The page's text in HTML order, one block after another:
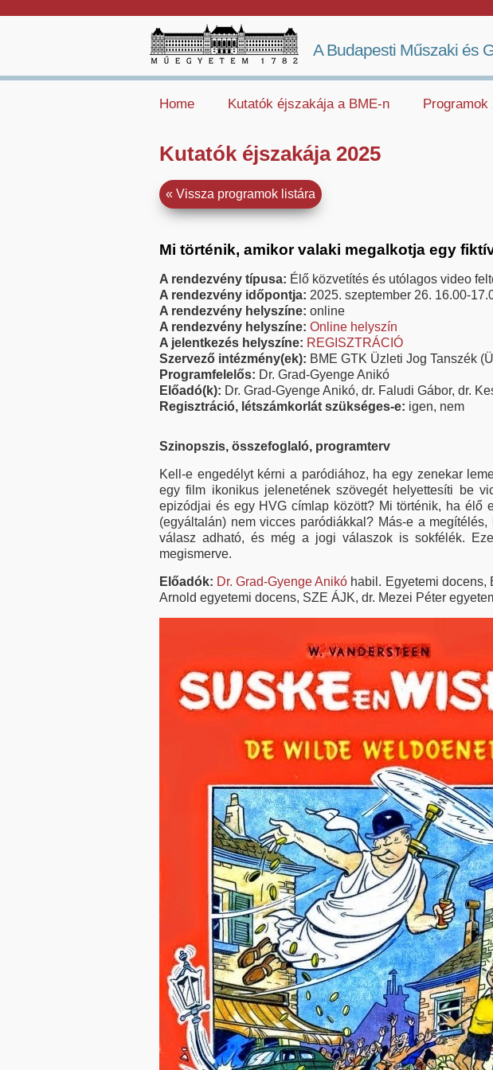
A Budapesti Műszaki és
Home Kutatók éjszakája a BME-n Programok
Kutatók éjszakája 2025
Vissza programok listára
Mi történik, amikor valaki megalkotja egy
A rendezvény típusa: Élő közvetítés és utólagos video
A rendezvény időpontja: 2025. szeptember 26. 16.00-
A rendezvény helyszíne: online
A rendezvény helyszíne: Online helyszín
A jelentkezés helyszíne: REGISZTRÁCIÓ
Szervező intézmény(ek): BME GTK Üzleti Jog Tanszék
Programfelelős: Dr. Grad-Gyenge Anikó
Előadó(k): Dr. Grad-Gyenge Anikó, dr. Faludi Gábor, dr.
Regisztráció, létszámkorlát szükséges-e: igen, nem
Szinopszis, összefoglaló, programterv
Kell-e engedélyt kérni a paródiához, ha egy zenekar
egy film ikonikus jelenetének szövegét helyettesíti be
epizódjai és egy HVG címlap között? Mi történik, ha élő
(egyáltalán) nem vicces paródiákkal? Más-e a
válasz adható, és még a jogi válaszok is sokfélék.
megismerve.
Előadók: Dr. Grad-Gyenge Anikó habil. Egyetemi docens,
Arnold egyetemi docens, SZE ÁJK, dr. Mezei Péter